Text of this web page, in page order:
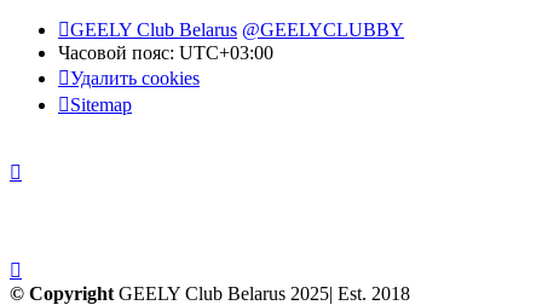
GEELY Club Belarus @GEELYCLUBBY
Часовой пояс: UTC+03:00
Удалить cookies
Sitemap
© Copyright GEELY Club Belarus 2025| Est. 2018